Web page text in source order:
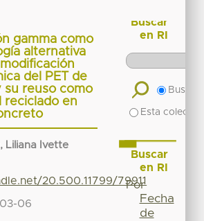
gamma como
alternativa
del PET de
su reuso como
reciclado en
Liliana Ivette
20.500.11799/79911
06
Buscar
en RI
Buscar
Esta
Buscar
en RI
Por
Fecha
de